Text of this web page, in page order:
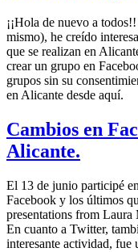
¡¡Hola de nuevo a
mismo), he creído
que se realizan en
crear un grupo en
grupos sin su
en Alicante desde aquí.
Cambios en
Alicante.
El 13 de junio participé
Facebook y los últimos
presentations from Laura
En cuanto a Twitter,
interesante actividad, fue